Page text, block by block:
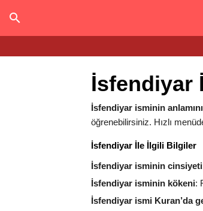
İsfendiyar
İsfendiyar isminin anlamını
öğrenebilirsiniz. Hızlı
İsfendiyar İle İlgili Bilgiler
İsfendiyar isminin cinsiyeti
İsfendiyar isminin kökeni:
İsfendiyar ismi Kuran’da